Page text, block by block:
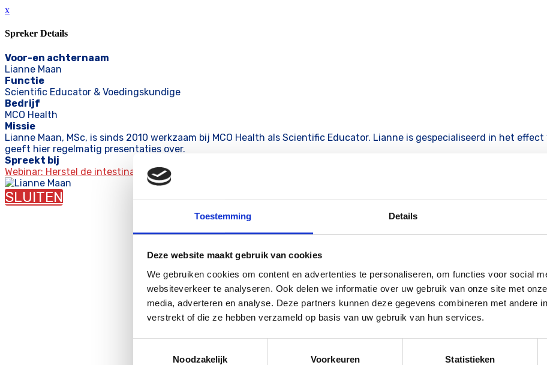
Toestemming Details
Deze website maakt gebruik van cookies
We gebruiken cookies om content en advertenties te personaliseren, om functies voor social
websiteverkeer te analyseren. Ook delen we informatie over uw gebruik van onze site met
media, adverteren en analyse. Deze partners kunnen deze gegevens combineren met andere
verstrekt of die ze hebben verzameld op basis van uw gebruik van hun services.
Noodzakelijk
Voorkeuren Statistieken
x
Spreker Details
Voor-en achternaam
Lianne Maan
Functie
Scientific Educator & Voedingskundige
Bedrijf
MCO Health
Missie
Lianne Maan, MSc, is sinds 2010 werkzaam bij MCO Health als Scientific Educator. Lianne is gespecialiseerd in het
geeft hier regelmatig presentaties over.
Spreekt bij
Webinar: Herstel de intestinale permeabiliteit
SLUITEN